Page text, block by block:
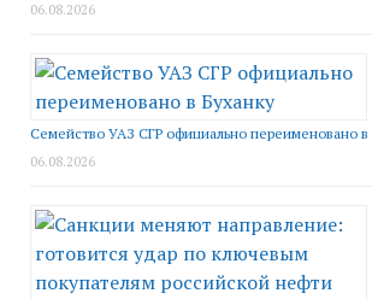
06.08.2026
Семейство УАЗ СГР официально переименовано в
06.08.2026